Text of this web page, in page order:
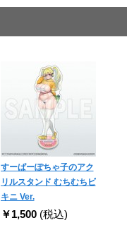
すーぱーぽちゃ子のアク
リルスタンド むちむちビ
キニ Ver.
￥1,500 (税込)